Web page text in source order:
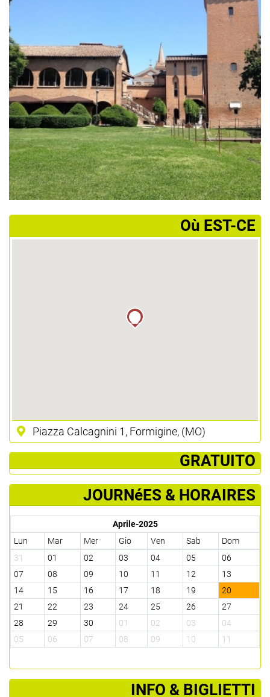
­Où EST-CE
Piazza Calcagnini 1, Formigine, (MO)
­ GRATUITO
JOURNéES & HORAIRES
Aprile-2025
Lun
Mar Mer Gio Ven Sab
Dom
31
01 02 03 04 05
06
07
08 09 10 11 12
13
14
15 16 17 18 19
20
21
22 23 24 25 26
27
28
29 30 01 02 03
04
05
06 07 08 09 10 11
­INFO & BIGLIETTI